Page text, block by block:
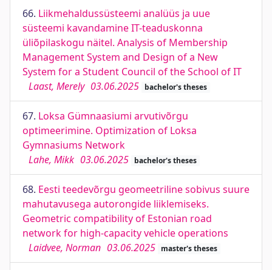
66. Liikmehaldussüsteemi analüüs ja uue
süsteemi kavandamine IT-teaduskonna
üliõpilaskogu näitel. Analysis of Membership
Management System and Design of a New
System for a Student Council of the School of IT
Laast, Merely 03.06.2025 bachelor's theses
67. Loksa Gümnaasiumi arvutivõrgu
optimeerimine. Optimization of Loksa
Gymnasiums Network
Lahe, Mikk 03.06.2025 bachelor's theses
68. Eesti teedevõrgu geomeetriline sobivus suure
mahutavusega autorongide liiklemiseks.
Geometric compatibility of Estonian road
network for high-capacity vehicle operations
Laidvee, Norman 03.06.2025 master's theses